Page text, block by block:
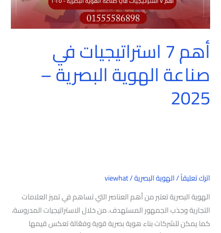
أهم 7 استراتيجيات في
صناعة الهوية البصرية –
2025
اترك تعليقاً/الهوية البصرية/
viewhat
الهوية البصرية تعتبر من أهم العناصر التي تساهم في تميز العلامات
التجارية وجذب الجمهور المستهدف. من خلال الاستراتيجيات المدروسة،
كما يمكن للشركات بناء هوية بصرية قوية وفعّالة تعكس قيمها